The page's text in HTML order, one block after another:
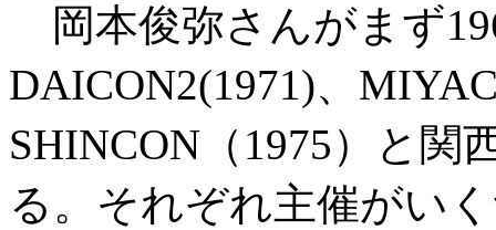
岡本俊弥さんがまず
DAICON2(1971)、
SHINCON（1975）と関
る。それぞれ主催がい